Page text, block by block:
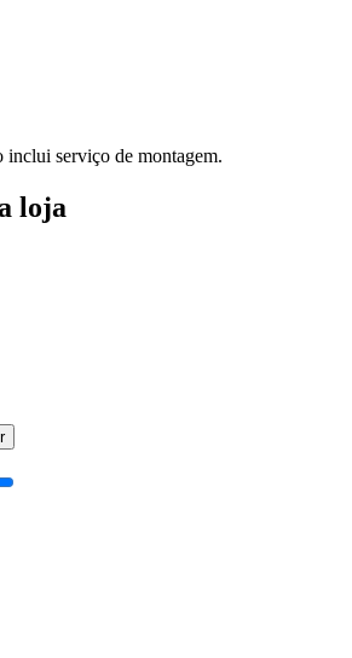
inclui serviço de montagem.
loja